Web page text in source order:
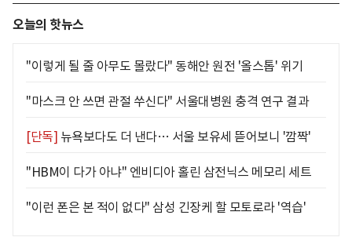
오늘의 핫뉴스
"이렇게 될 줄 아무도 몰랐다" 동해안 원전 '올스톱' 위기
"마스크 안 쓰면 관절 쑤신다" 서울대병원 충격 연구 결과
[단독] 뉴욕보다도 더 낸다… 서울 보유세 뜯어보니 '깜짝'
"HBM이 다가 아냐" 엔비디아 홀린 삼전닉스 메모리 세트
"이런 폰은 본 적이 없다" 삼성 긴장케 할 모토로라 '역습'